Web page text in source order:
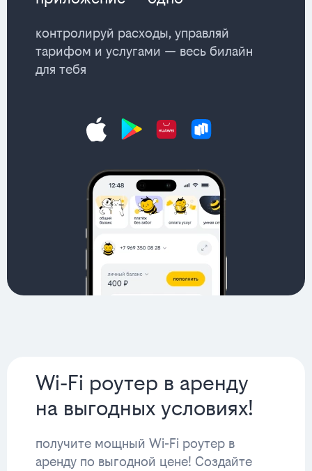
контролируй расходы, управляй
тарифом и услугами — весь билайн
для тебя
Wi-Fi роутер в аренду
на выгодных условиях!
получите мощный Wi-Fi роутер в
аренду по выгодной цене! Создайте